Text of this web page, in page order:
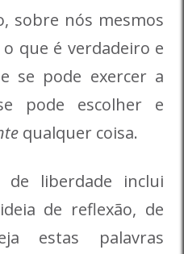
sobre nós mesmos
que é verdadeiro e
se pode exercer a
pode escolher e
qualquer coisa.
de liberdade inclui
de reflexão, de
estas palavras